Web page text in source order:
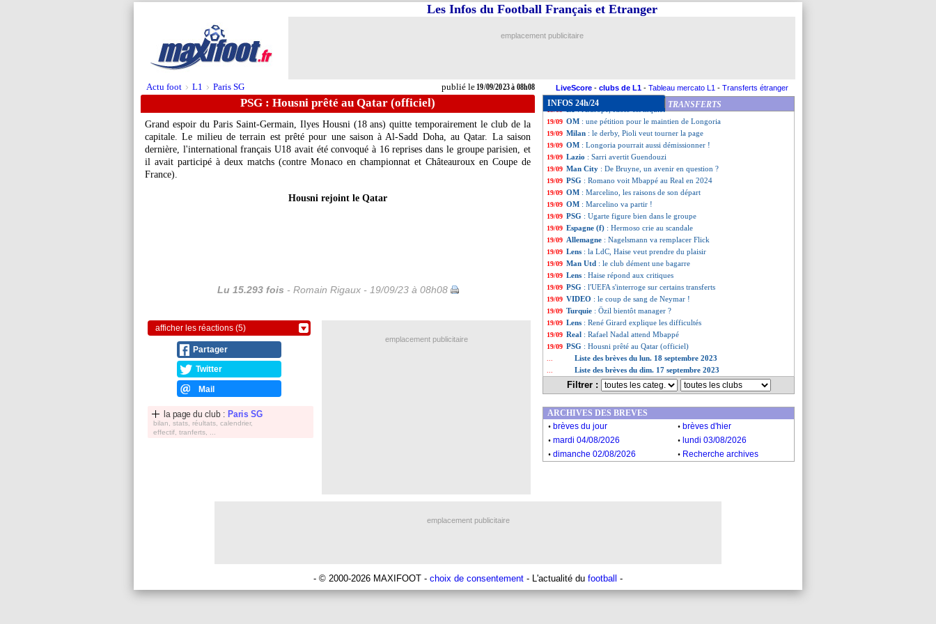
Actu foot > L1 > Paris SG publié le19/09/2023 à 08h08
Les Infos du Football Français et Etranger
emplacement publicitaire
LiveScore - clubs de L1 - Tableau mercato L1 - Transferts étranger
PSG : Housni prêté au Qatar (officiel)
Grand espoir du Paris Saint-Germain, Ilyes Housni (18 ans) quitte temporairement le club de la
capitale. Le milieu de terrain est prêté pour une saison à Al-Sadd Doha, au Qatar. La saison
dernière, l'international français U18 avait été convoqué à 16 reprises dans le groupe parisien, et
il avait participé à deux matchs (contre Monaco en championnat et Châteauroux en Coupe de
France).
Housni rejoint le Qatar
Lu 15.293 fois - Romain Rigaux - 19/09/23 à 08h08
afficher les réactions (5)
Partager
Twitter
Mail
la page du club : Paris SG
bilan, stats, réultats, calendrier,
effectif, tranferts, ...
INFOS 24h/24 TRANSFERTS
19/09 LdC: le programme du jour
19/09 PSG: Sirigu marqué par le départ de Verratti
19/09 Lens
19/09 OM: Longoria aurait décidé de rester
19/09 OM: Di Meco réagit à la crise
: l'Europe, Riolo est inquiet
19/09 OM : une pétition pour le maintien de Longoria
19/09 Milan : le derby, Pioli veut tourner la page
19/09 OM : Longoria pourrait aussi démissionner !
19/09 Lazio : Sarri avertit Guendouzi
19/09 Man City : De Bruyne, un avenir en question ?
19/09 PSG : Romano voit Mbappé au Real en 2024
19/09 OM : Marcelino, les raisons de son départ
19/09 OM : Marcelino va partir !
19/09 PSG : Ugarte figure bien dans le groupe
19/09 Espagne (f) : Hermoso crie au scandale
19/09 Allemagne : Nagelsmann va remplacer Flick
19/09 Lens : la LdC, Haise veut prendre du plaisir
19/09 Man Utd : le club dément une bagarre
19/09 Lens : Haise répond aux critiques
19/09 PSG : l'UEFA s'interroge sur certains transferts
19/09 VIDEO : le coup de sang de Neymar !
19/09 Turquie : Özil bientôt manager ?
19/09 Lens : René Girard explique les difficultés
19/09 Real : Rafael Nadal attend Mbappé
19/09 PSG : Housni prêté au Qatar (officiel)
Liste des brèves du lun. 18 septembre 2023
Liste des brèves du dim. 17 septembre 2023
Filtrer :
emplacement publicitaire
ARCHIVES DES BREVES
. brèves du jour . brèves d'hier
. mardi 04/08/2026 . lundi 03/08/2026
. dimanche 02/08/2026 . Recherche archives
emplacement publicitaire
- © 2000-2026 MAXIFOOT - choix de consentement - L'actualité du football -